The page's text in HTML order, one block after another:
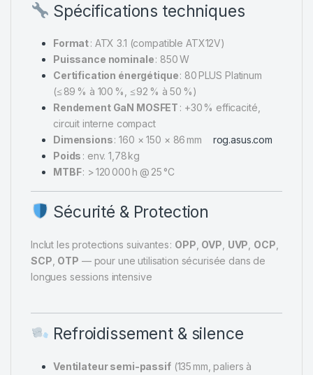
Spécifications techniques
Format: ATX 3.1 (compatible ATX12V)
Puissance nominale: 850 W
Certification énergétique: 80 PLUS Platinum
(≤ 89 % à 100 %, ≤ 92 % à 50 %)
Rendement GaN MOSFET : +30 % efficacité,
circuit interne compact
Dimensions: 160 × 150 × 86 mm
rog.asus.com
Poids : env. 1,78 kg
MTBF: > 120 000 h @ 25 °C
Sécurité & Protection
Inclut les protections suivantes : OPP OVP UVP OCP
SCP OTP — pour une utilisation sécurisée dans de
longues sessions intensive
Refroidissement & silence
Ventilateur semi-passif(135 mm, paliers à